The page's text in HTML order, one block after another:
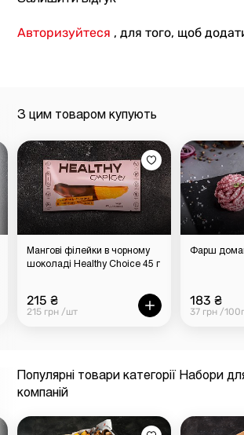
Вага: 1500/270/140/120 г.
Набір розраховано на 4-6 осіб.
Авторизуйтеся , для того, щоб
З цим товаром купують
Мангові філейки в чорному
шоколаді Healthy Choice 45 г
215 ₴
215 грн /шт
Фарш
183 ₴
37 грн /100г
Популярні товари категорії Набори
компаній